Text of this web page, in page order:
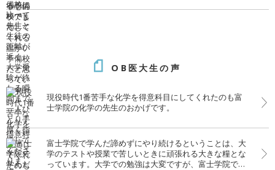
OB医大生の声
現役時代1番苦手な化学を得意科目にしてくれたのも富
士学院の化学の先生のおかげです。
富士学院で学んだ諦めずにやり続けるということは、大
学のテストや授業で苦しいときに頑張れる大きな糧とな
っています。大学での勉強は大変ですが、富士学院での